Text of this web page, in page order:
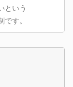
という
す。